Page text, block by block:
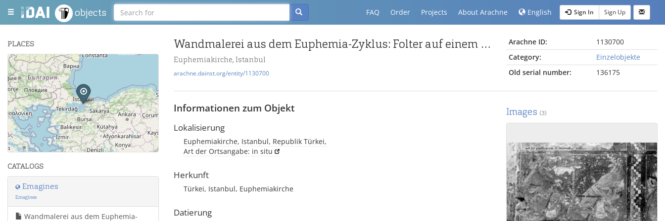
objects FAQ Order Projects About Arachne English Sign In Sign Up
PLACES
+
−
Leaflet| Maps and Data ©OpenStreetMap.
CATALOGS
Emagines
Emagines
Wandmalerei aus dem Euphemia-
Wandmalerei aus dem Euphemia-Zyklus: Folter auf einem Eisenrahmen (Szene7)
Euphemiakirche, Istanbul
arachne.dainst.org/entity/1130700
Arachne ID:
1130700
Category:
Einzelobjekte
Old serial number:
136175
Informationen zum Objekt
Lokalisierung
Euphemiakirche, Istanbul, Republik Türkei,
Art der Ortsangabe: in situ
Herkunft
Türkei, Istanbul, Euphemiakirche
Datierung
Images (3)